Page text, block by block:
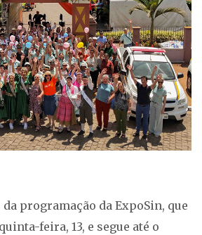
programação da ExpoSin, que
feira, 13, e segue até o